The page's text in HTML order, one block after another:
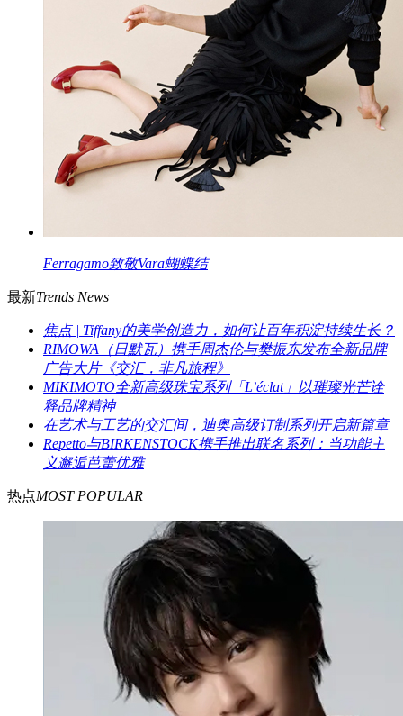
Ferragamo致敬Vara蝴蝶结
最新Trends News
焦点 | Tiffany的美学创造力，如何让百年积淀持续生长？
RIMOWA（日默瓦）携手周杰伦与樊振东发布全新品牌
广告大片《交汇，非凡旅程》
MIKIMOTO全新高级珠宝系列「L’éclat」以璀璨光芒诠
释品牌精神
在艺术与工艺的交汇间，迪奥高级订制系列开启新篇章
Repetto与BIRKENSTOCK携手推出联名系列：当功能主
义邂逅芭蕾优雅
热点MOST POPULAR